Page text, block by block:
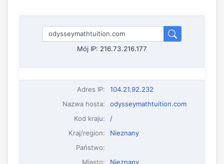
Mój IP: 216.73.216.177
Adres IP:
104.21.92.232
Nazwa hosta:
odysseymathtuition.com
Kod kraju:
/
Kraj/region:
Nieznany
Państwo:
Miasto:
Nieznany